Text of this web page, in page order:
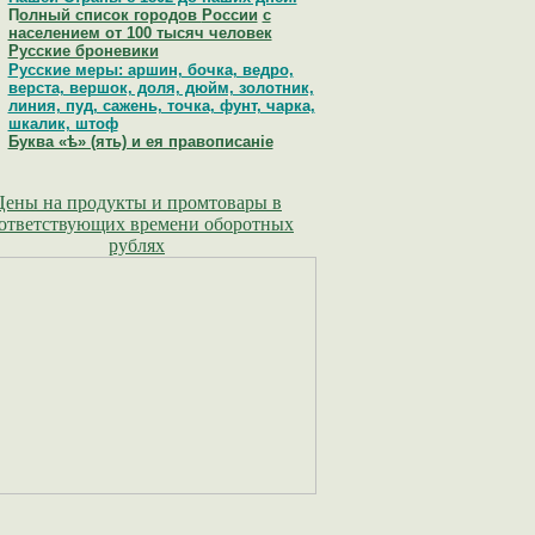
Полный список городов России с
населением от 100 тысяч человек
Русские броневики
Русские меры: аршин, бочка, ведро,
верста, вершок, доля, дюйм, золотник,
линия, пуд, сажень, точка, фунт, чарка,
шкалик, штоф
Буква «ѣ» (ять) и ея правописанiе
на продукты и промтовары в
времени оборотных
рублях